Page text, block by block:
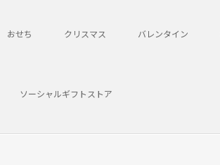
おせち クリスマス バレンタイン
ソーシャルギフトストア